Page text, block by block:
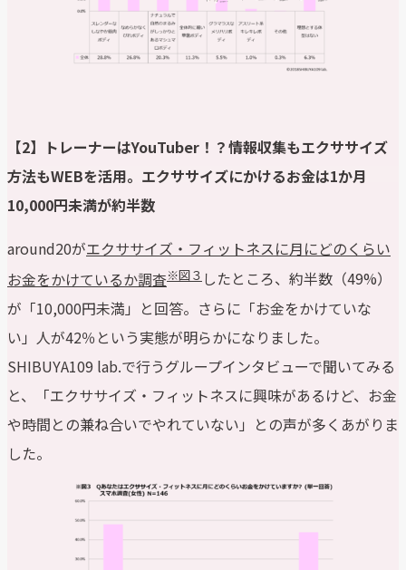
【2】トレーナーはYouTuber！？情報収集もエクササイズ
方法もWEBを活用。エクササイズにかけるお金は1か月
10,000円未満が約半数
around20がエクササイズ・フィットネスに月にどのくらい
お金をかけているか調査※図３ したところ、約半数（49%）
が「10,000円未満」と回答。さらに「お金をかけていな
い」人が42％という実態が明らかになりました。
SHIBUYA109 lab.で行うグループインタビューで聞いてみる
と、「エクササイズ・フィットネスに興味があるけど、お金
や時間との兼ね合いでやれていない」との声が多くあがりま
した。